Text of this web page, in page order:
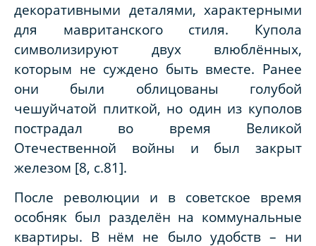
декоративными деталями, характерными
для мавританского стиля. Купола
символизируют двух влюблённых,
которым не суждено быть вместе. Ранее
они были облицованы голубой
чешуйчатой плиткой, но один из куполов
пострадал во время Великой
Отечественной войны и был закрыт
железом [8, с.81].
После революции и в советское время
особняк был разделён на коммунальные
квартиры. В нём не было удобств – ни